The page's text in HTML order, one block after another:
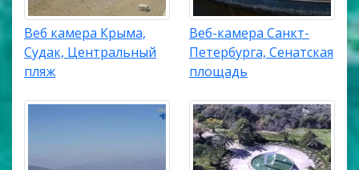
Веб камера Крыма,
Судак, Центральный
пляж
Веб-камера Санкт-
Петербурга, Сенатская
площадь